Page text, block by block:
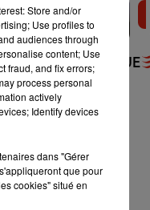
+ DE MUSIQUE
Store and/or
Use profiles to
audiences through
content; Use
fraud, and fix errors;
process personal
actively
Identify devices
dans "Gérer
que pour
cookies" situé en